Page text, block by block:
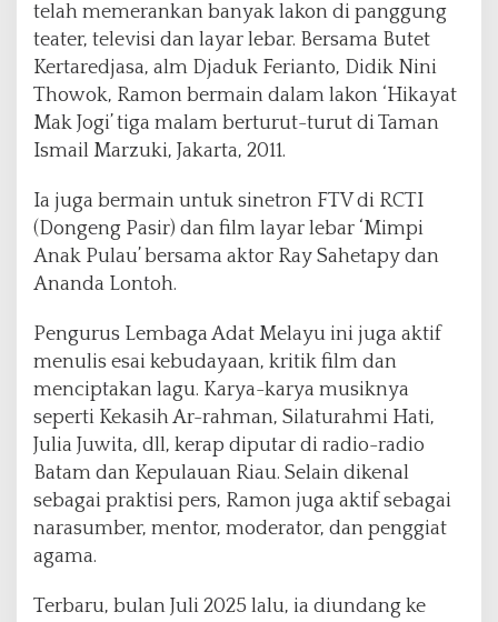
telah memerankan banyak lakon di panggung
teater, televisi dan layar lebar. Bersama Butet
Kertaredjasa, alm Djaduk Ferianto, Didik Nini
Thowok, Ramon bermain dalam lakon ‘Hikayat
Mak Jogi’ tiga malam berturut-turut di Taman
Ismail Marzuki, Jakarta, 2011.
Ia juga bermain untuk sinetron FTV di RCTI
(Dongeng Pasir) dan film layar lebar ‘Mimpi
Anak Pulau’ bersama aktor Ray Sahetapy dan
Ananda Lontoh.
Pengurus Lembaga Adat Melayu ini juga aktif
menulis esai kebudayaan, kritik film dan
menciptakan lagu. Karya-karya musiknya
seperti Kekasih Ar-rahman, Silaturahmi Hati,
Julia Juwita, dll, kerap diputar di radio-radio
Batam dan Kepulauan Riau. Selain dikenal
sebagai praktisi pers, Ramon juga aktif sebagai
narasumber, mentor, moderator, dan penggiat
agama.
Terbaru, bulan Juli 2025 lalu, ia diundang ke